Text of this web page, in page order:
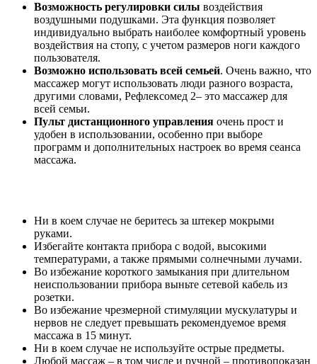
Возможность регулировки силы воздействия
воздушными подушками. Эта функция позволяет
индивидуально выбрать наиболее комфортный уровень
воздействия на стопу, с учетом размеров ноги каждого
пользователя.
Возможно использовать всей семьей. Очень важно, что
массажер могут использовать люди разного возраста,
другими словами, Рефлексомед 2– это массажер для
всей семьи.
Пульт дистанционного управления очень прост и
удобен в использовании, особенно при выборе
программ и дополнительных настроек во время сеанса
массажа.
Ни в коем случае не беритесь за штекер мокрыми
руками.
Избегайте контакта прибора с водой, высокими
температурами, а также прямыми солнечными лучами.
Во избежание короткого замыкания при длительном
неиспользовании прибора выньте сетевой кабель из
розетки.
Во избежание чрезмерной стимуляции мускулатуры и
нервов не следует превышать рекомендуемое время
массажа в 15 минут.
Ни в коем случае не используйте острые предметы.
Любой массаж – в том числе и ручной – противопоказан